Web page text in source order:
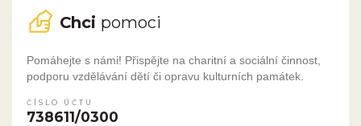
Chci pomoci
Pomáhejte s námi! Přispějte na charitní a sociální činnost,
podporu vzdělávání dětí či opravu kulturních památek.
ČÍSLO ÚČTU
738611/0300